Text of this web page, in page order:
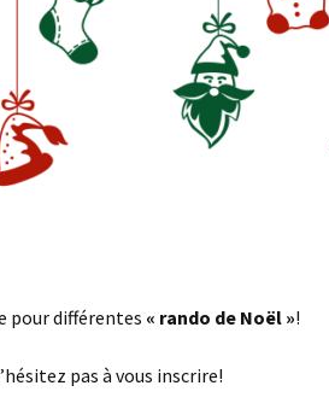
pour différentes « rando de Noël »!
pas à vous inscrire!